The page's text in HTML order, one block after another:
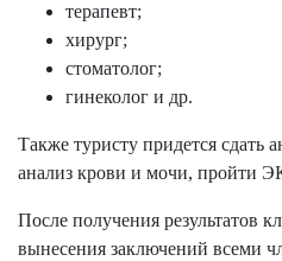
терапевт;
хирург;
стоматолог;
гинеколог и др.
Также туристу придется
анализ крови и мочи, пройти
После получения результатов
вынесения заключений всеми